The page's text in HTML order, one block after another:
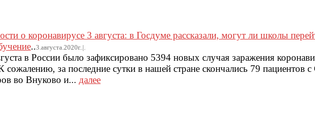
о коронавирусе 3 августа: в Госдуме рассказали, могут ли школы
..3.августа.2020г..|.
в России было зафиксировано 5394 новых случая заражения
сожалению, за последние сутки в нашей стране скончались 79 пациентов
во Внуково и... далее